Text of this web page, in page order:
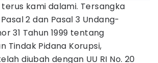
terus kami dalami. Tersangka
2 dan Pasal 3 Undang-
31 Tahun 1999 tentang
Tindak Pidana Korupsi,
diubah dengan UU RI No. 20